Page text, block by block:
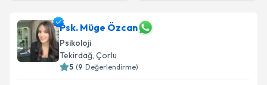
Psk. Müge Özcan
Psikoloji
Tekirdağ, Çorlu
5 (9 Değerlendirme)